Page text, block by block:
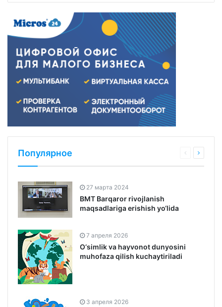
Популярное
27 марта 2024
BMT Barqaror rivojlanish
maqsadlariga erishish yo‘lida
7 апреля 2026
O‘simlik va hayvonot dunyosini
muhofaza qilish kuchaytiriladi
3 апреля 2026